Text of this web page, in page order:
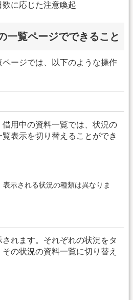
に応じた注意喚起
一覧ページでできること
ージでは、以下のような操作
用中の資料一覧では、状況の
表示を切り替えることができ
示される状況の種類は異なりま
れます。それぞれの状況をタ
の状況の資料一覧に切り替え